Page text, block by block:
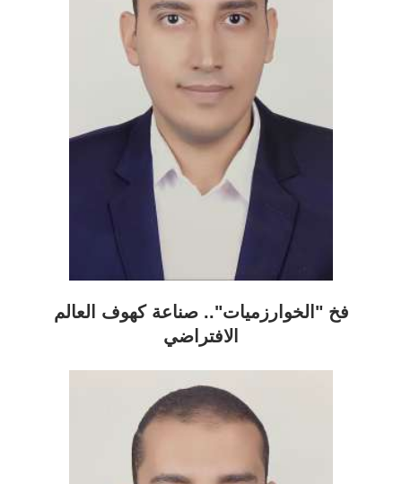
فخ "الخوارزميات".. صناعة كهوف العالم
الافتراضي